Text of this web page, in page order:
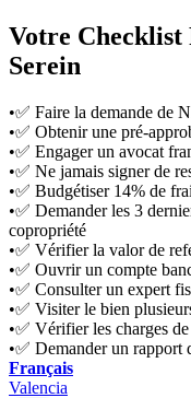
Votre
Serein
•✅ Faire la demande de
•✅ Obtenir une pré-
•✅ Engager un avocat
•✅ Ne jamais signer de
•✅ Budgétiser 14% de
•✅ Demander les 3
copropriété
•✅ Vérifier la valor de
•✅ Ouvrir un compte
•✅ Consulter un expert
•✅ Visiter le bien
•✅ Vérifier les charges
•✅ Demander un rapport
Français
Valencia